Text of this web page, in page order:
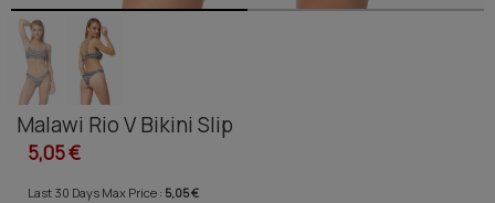
Malawi Rio V Bikini Slip
5,05 €
Last 30 Days Max Price : 5,05 €